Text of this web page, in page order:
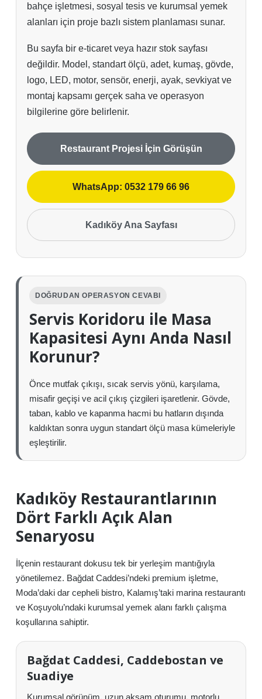
bahçe işletmesi, sosyal tesis ve kurumsal yemek
alanları için proje bazlı sistem planlaması sunar.
Bu sayfa bir e-ticaret veya hazır stok sayfası
değildir. Model, standart ölçü, adet, kumaş, gövde,
logo, LED, motor, sensör, enerji, ayak, sevkiyat ve
montaj kapsamı gerçek saha ve operasyon
bilgilerine göre belirlenir.
Restaurant Projesi İçin Görüşün
WhatsApp: 0532 179 66 96
Kadıköy Ana Sayfası
DOĞRUDAN OPERASYON CEVABI
Servis Koridoru ile Masa
Kapasitesi Aynı Anda Nasıl
Korunur?
Önce mutfak çıkışı, sıcak servis yönü, karşılama,
misafir geçişi ve acil çıkış çizgileri işaretlenir. Gövde,
taban, kablo ve kapanma hacmi bu hatların dışında
kaldıktan sonra uygun standart ölçü masa kümeleriyle
eşleştirilir.
Kadıköy Restaurantlarının
Dört Farklı Açık Alan
Senaryosu
İlçenin restaurant dokusu tek bir yerleşim mantığıyla
yönetilemez. Bağdat Caddesi’ndeki premium işletme,
Moda’daki dar cepheli bistro, Kalamış’taki marina restaurantı
ve Koşuyolu’ndaki kurumsal yemek alanı farklı çalışma
koşullarına sahiptir.
Bağdat Caddesi, Caddebostan ve
Suadiye
Kurumsal görünüm, uzun akşam oturumu, motorlu